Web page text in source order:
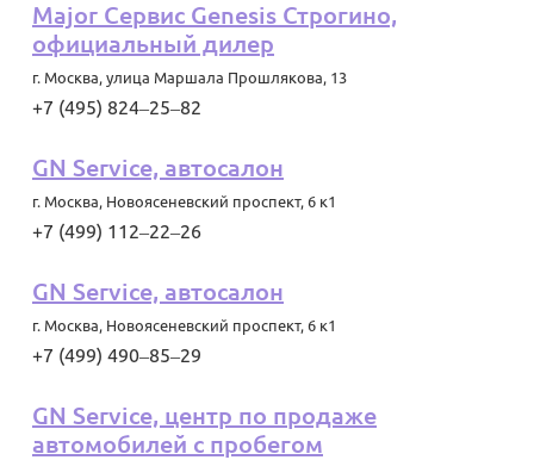
Major Сервис Genesis Строгино,
официальный дилер
г. Москва, улица Маршала Прошлякова, 13
+7 (495) 824‒25‒82
GN Service, автосалон
г. Москва, Новоясеневский проспект, 6 к1
+7 (499) 112‒22‒26
GN Service, автосалон
г. Москва, Новоясеневский проспект, 6 к1
+7 (499) 490‒85‒29
GN Service, центр по продаже
автомобилей с пробегом